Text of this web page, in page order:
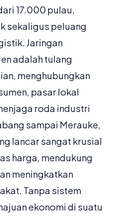
17.000 pulau,
sekaligus peluang
Jaringan
adalah tulang
menghubungkan
pasar lokal
roda industri
sampai Merauke,
lancar sangat krusial
harga, mendukung
meningkatkan
Tanpa sistem
ekonomi di suatu